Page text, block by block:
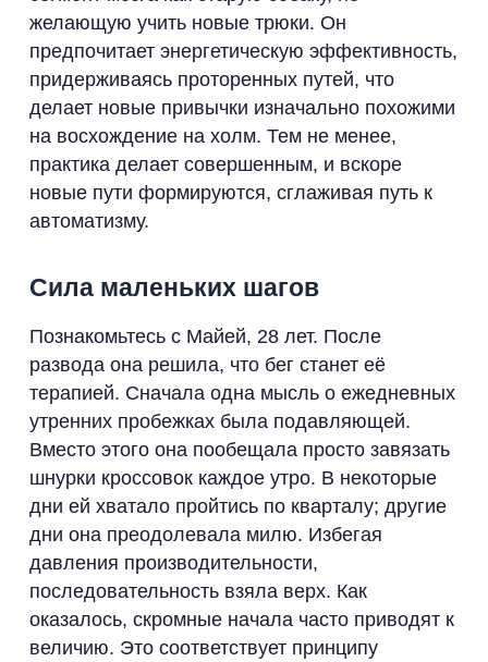
желающую учить новые трюки. Он
предпочитает энергетическую эффективность,
придерживаясь проторенных путей, что
делает новые привычки изначально похожими
на восхождение на холм. Тем не менее,
практика делает совершенным, и вскоре
новые пути формируются, сглаживая путь к
автоматизму.
Сила маленьких шагов
Познакомьтесь с Майей, 28 лет. После
развода она решила, что бег станет её
терапией. Сначала одна мысль о ежедневных
утренних пробежках была подавляющей.
Вместо этого она пообещала просто завязать
шнурки кроссовок каждое утро. В некоторые
дни ей хватало пройтись по кварталу; другие
дни она преодолевала милю. Избегая
давления производительности,
последовательность взяла верх. Как
оказалось, скромные начала часто приводят к
величию. Это соответствует принципу